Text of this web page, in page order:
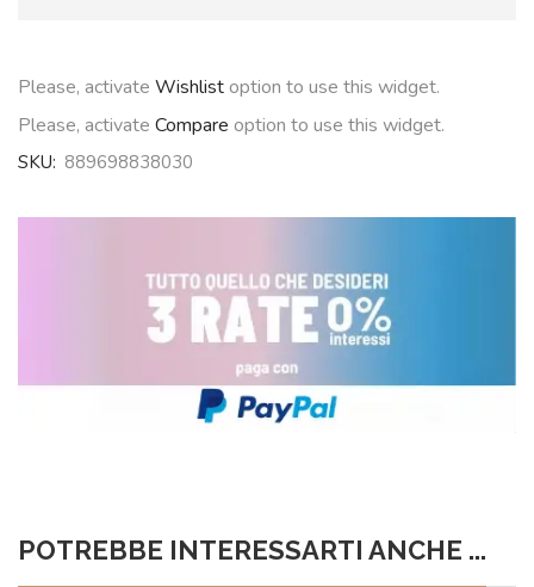
Please, activate Wishlistoption to use this widget.
Please, activate Compare option to use this widget.
SKU: 889698838030
POTREBBE INTERESSARTI ANCHE ...